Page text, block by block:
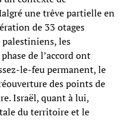
une trêve partielle en
de 33 otages
les
de l’accord ont
le-feu permanent, le
des points de
Israël, quant à lui,
du territoire et le